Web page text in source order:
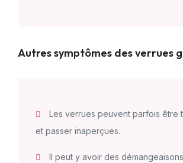
Autres symptômes des verrues
Les verrues peuvent parfois être
et passer inaperçues.
Il peut y avoir des